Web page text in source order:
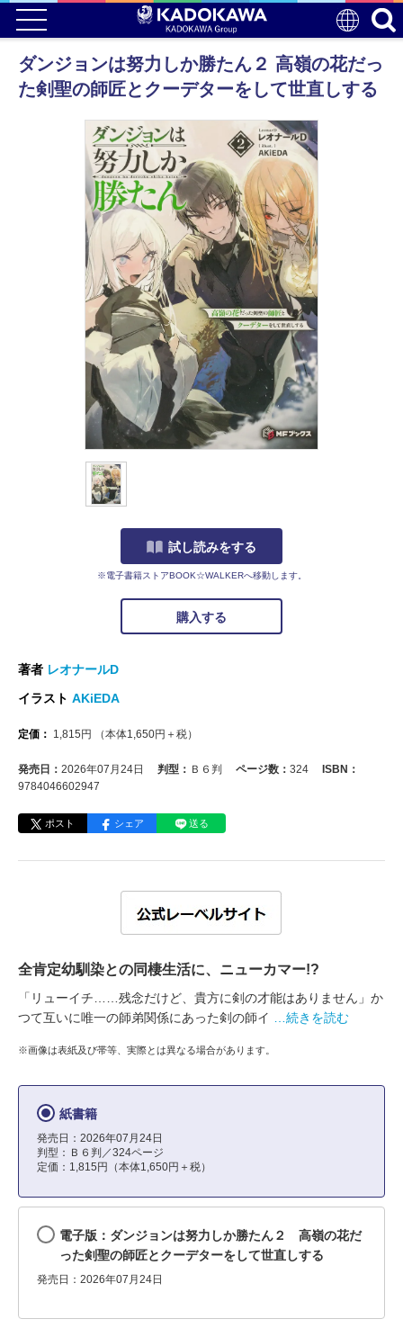
ダンジョンは努力しか勝たん２ 高嶺の花だっ
た剣聖の師匠とクーデターをして世直しする
試し読みをする
※電子書籍ストアBOOK☆WALKERへ移動します。
購入する
著者 レオナールD
イラスト AKiEDA
定価： 1,815 円 （本体1,650円＋税）
発売日： 2026年07月24日 判型： Ｂ６判 ページ数： 324
ISBN：
9784046602947
ポスト シェア 送る
全肯定幼馴染との同棲生活に、ニューカマー!?
「リューイチ……残念だけど、貴方に剣の才能はありません」か
つて互いに唯一の師弟関係にあった剣の師イ
…続きを読む
※画像は表紙及び帯等、実際とは異なる場合があります。
紙書籍
発売日：2026年07月24日
判型：Ｂ６判／324ページ
定価：1,815円（本体1,650円＋税）
電子版：ダンジョンは努力しか勝たん２ 高嶺の花だ
った剣聖の師匠とクーデターをして世直しする
発売日：2026年07月24日